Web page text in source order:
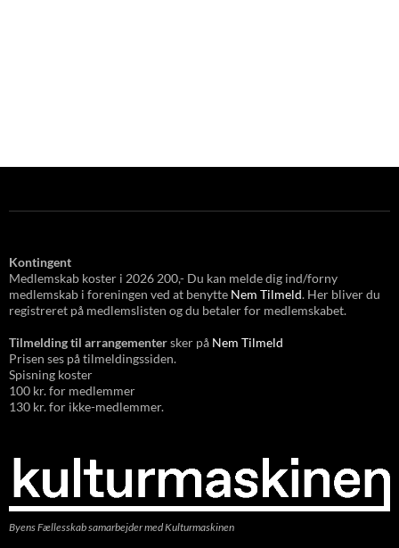
Kontingent
Medlemskab koster i 2026 200,- Du kan melde dig ind/forny
medlemskab i foreningen ved at benytte Nem Tilmeld. Her bliver du
registreret på medlemslisten og du betaler for medlemskabet.
Tilmelding til arrangementersker på Nem Tilmeld
Prisen ses på tilmeldingssiden.
Spisning koster
100 kr. for medlemmer
130 kr. for ikke-medlemmer.
Byens Fællesskab samarbejder med Kulturmaskinen